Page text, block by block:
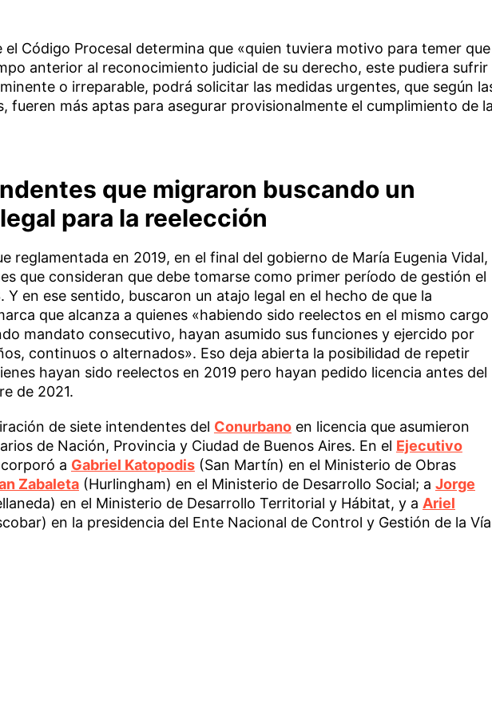
el Código Procesal determina que «quien tuviera motivo para temer que
anterior al reconocimiento judicial de su derecho, este pudiera sufrir
o irreparable, podrá solicitar las medidas urgentes, que según
fueren más aptas para asegurar provisionalmente el cumplimiento de
que migraron buscando un
para la reelección
reglamentada en 2019, en el final del gobierno de María Eugenia Vidal,
que consideran que debe tomarse como primer período de gestión el
Y en ese sentido, buscaron un atajo legal en el hecho de que la
que alcanza a quienes «habiendo sido reelectos en el mismo cargo
mandato consecutivo, hayan asumido sus funciones y ejercido por
continuos o alternados». Eso deja abierta la posibilidad de repetir
hayan sido reelectos en 2019 pero hayan pedido licencia antes del
de 2021.
de siete intendentes del Conurbanoen licencia que asumieron
de Nación, Provincia y Ciudad de Buenos Aires. En el Ejecutivo
a Gabriel Katopodis(San Martín) en el Ministerio de Obras
Zabaleta(Hurlingham) en el Ministerio de Desarrollo Social; a Jorge
en el Ministerio de Desarrollo Territorial y Hábitat, y a Ariel
en la presidencia del Ente Nacional de Control y Gestión de la Vía